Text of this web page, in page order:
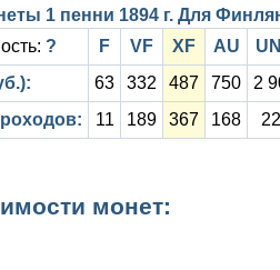
1 пенни 1894 г. Для
? F VF XF AU
63 332 487 750
2
11 189 367 168
монет: